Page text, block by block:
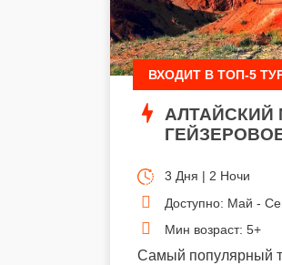
ВХОДИТ В ТОП-5
АЛТАЙСКИЙ
3 Дня | 2 Ночи
Доступно: Май -
Мин возраст: 5+
Самый популярный